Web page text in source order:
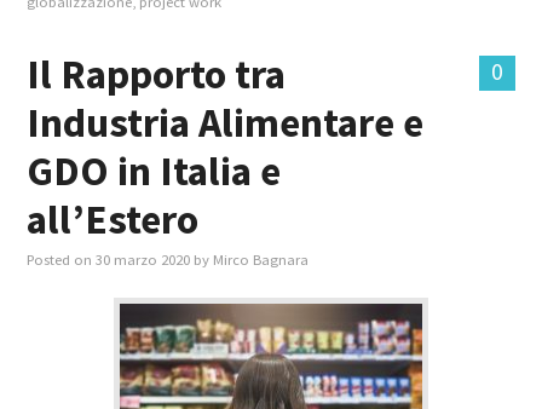
0
Il Rapporto tra
Industria Alimentare e
GDO in Italia e
all’Estero
Posted on30 marzo 2020 by Mirco Bagnara